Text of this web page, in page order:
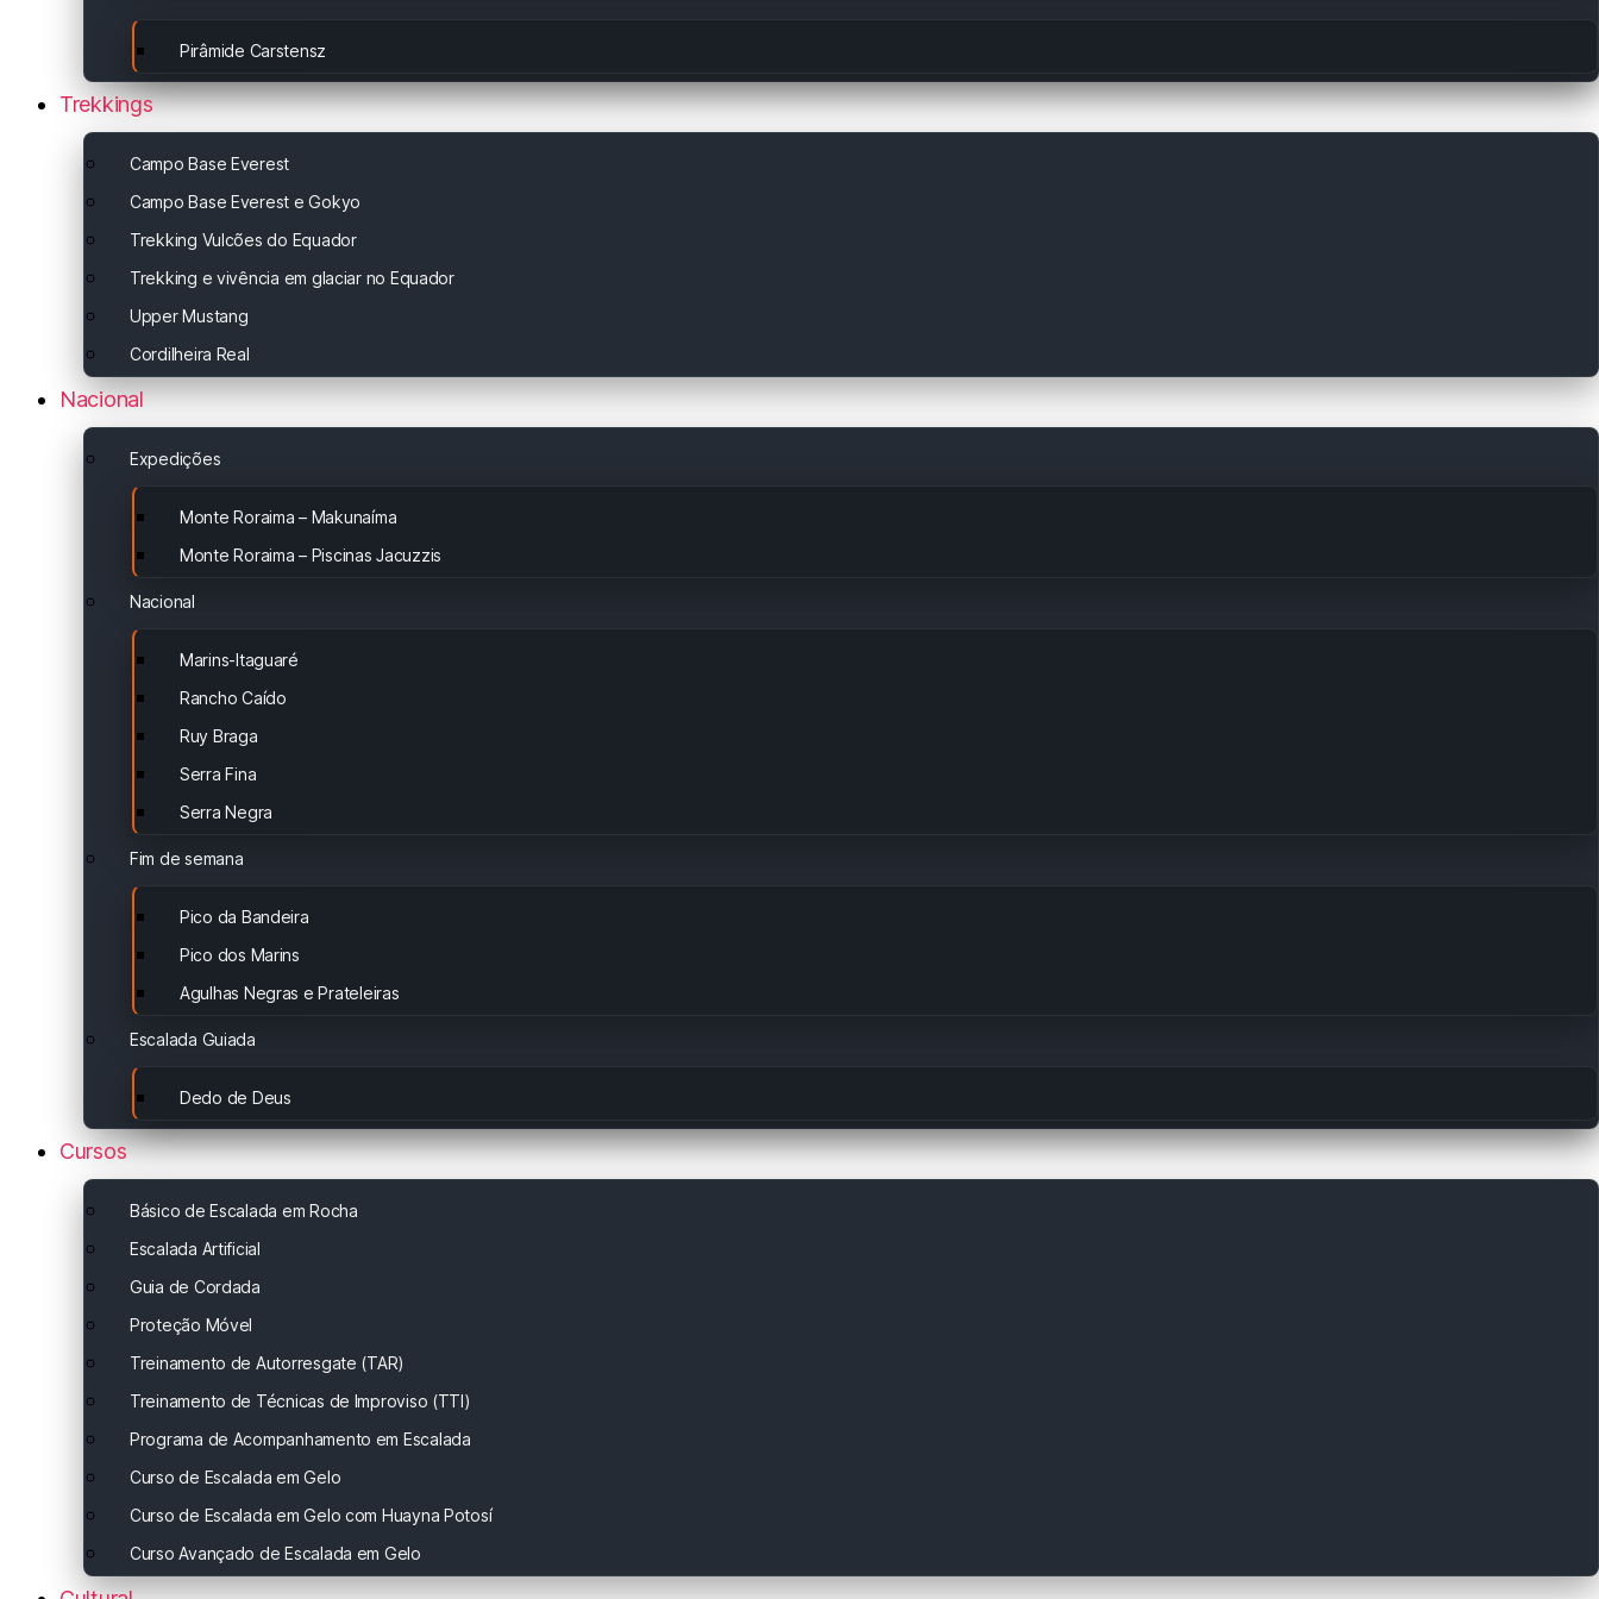
Pirâmide Carstensz
Trekkings
Campo Base Everest
Campo Base Everest e Gokyo
Trekking Vulcões do Equador
Trekking e vivência em glaciar no Equador
Upper Mustang
Cordilheira Real
Nacional
Expedições
Monte Roraima – Makunaíma
Monte Roraima – Piscinas Jacuzzis
Nacional
Marins-Itaguaré
Rancho Caído
Ruy Braga
Serra Fina
Serra Negra
Fim de semana
Pico da Bandeira
Pico dos Marins
Agulhas Negras e Prateleiras
Escalada Guiada
Dedo de Deus
Cursos
Básico de Escalada em Rocha
Escalada Artificial
Guia de Cordada
Proteção Móvel
Treinamento de Autorresgate (TAR)
Treinamento de Técnicas de Improviso (TTI)
Programa de Acompanhamento em Escalada
Curso de Escalada em Gelo
Curso de Escalada em Gelo com Huayna Potosí
Curso Avançado de Escalada em Gelo